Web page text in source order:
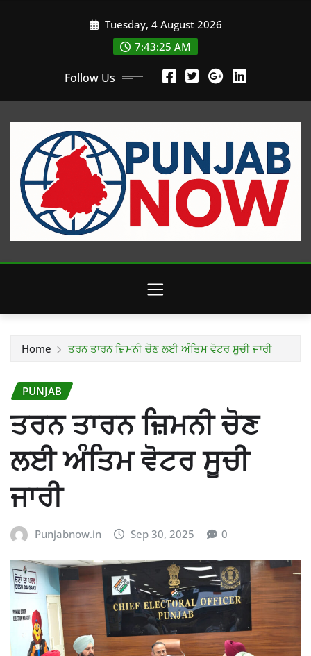
Tuesday, 4 August 2026
7:43:27 AM
Follow Us
Home ਤਰਨ ਤਾਰਨ ਜ਼ਿਮਨੀ ਚੋਣ ਲਈ ਅੰਤਿਮ ਵੋਟਰ ਸੂਚੀ ਜਾਰੀ
PUNJAB
ਤਰਨ ਤਾਰਨ ਜ਼ਿਮਨੀ ਚੋਣ
ਲਈ ਅੰਤਿਮ ਵੋਟਰ ਸੂਚੀ
ਜਾਰੀ
Punjabnow.in Sep 30, 2025 0